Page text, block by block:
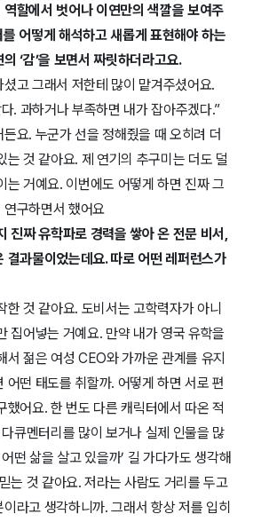
할에서 벗어나 이연만의 색깔을 보여주
어떻게 해석하고 새롭게 표현해야 하는
‘감’을 보면서 짜릿하더라고요.
고 그래서 저한테 많이 맡겨주셨어요.
. 과하거나 부족하면 내가 잡아주겠다.”
요. 누군가 선을 정해줬을 때 오히려 더
는 것 같아요. 제 연기의 추구미는 더도 덜
는 거예요. 이번에도 어떻게 하면 진짜 그
구하면서 했어요
진짜 유학파로 경력을 쌓아 온 전문 비서,
결과물이었는데요. 따로 어떤 레퍼런스가
한 것 같아요. 도비서는 고학력자가 아니
집어넣는 거예요. 만약 내가 영국 유학을
서 젊은 여성 CEO와 가까운 관계를 유지
어떤 태도를 취할까. 어떻게 하면 서로 편
했어요. 한 번도 다른 캐릭터에서 따온 적
큐멘터리를 많이 보거나 실제 인물을 많
떤 삶을 살고 있을까’ 길 가다가도 생각해
는 것 같아요. 저라는 사람도 거리를 두고
라고 생각하니까. 그래서 항상 저를 입히